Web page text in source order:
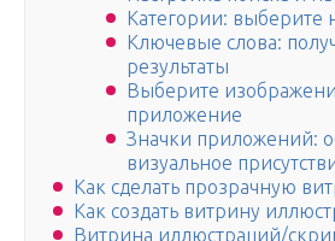
Категории: выберите
Ключевые слова:
результаты
Выберите
приложение
Значки приложений:
визуальное
Как сделать прозрачную
Как создать витрину
Витрина иллюстраций/